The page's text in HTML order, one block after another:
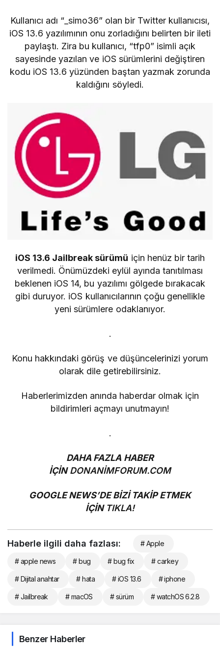
Kullanıcı adı “_simo36” olan bir Twitter kullanıcısı,
iOS 13.6 yazılımının onu zorladığını belirten bir ileti
paylaştı. Zira bu kullanıcı, “tfp0” isimli açık
sayesinde yazılan ve iOS sürümlerini değiştiren
kodu iOS 13.6 yüzünden baştan yazmak zorunda
kaldığını söyledi.
iOS 13.6 Jailbreak sürümü için henüz bir tarih
verilmedi. Önümüzdeki eylül ayında tanıtılması
beklenen iOS 14, bu yazılımı gölgede bırakacak
gibi duruyor. iOS kullanıcılarının çoğu genellikle
yeni sürümlere odaklanıyor.
.
Konu hakkındaki görüş ve düşüncelerinizi yorum
olarak dile getirebilirsiniz.
Haberlerimizden anında haberdar olmak için
bildirimleri açmayı unutmayın!
.
DAHA FAZLA HABER
İÇİNDONANİMFORUM.COM
GOOGLE NEWS’DE BİZİ TAKİP ETMEK
İÇİN TIKLA!
Haberle ilgili daha fazlası: # Apple
# apple news # bug # bug fix # carkey
# Dijital anahtar # hata # iOS 13.6 # iphone
# Jailbreak # macOS # sürüm # watchOS 6.2.8
Benzer Haberler